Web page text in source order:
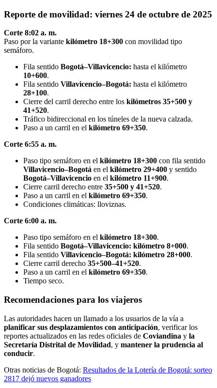
Reporte de movilidad: viernes 24 de octubre de 2025
Corte 8:02 a. m.
Paso por la variante kilómetro 18+300 con movilidad tipo
semáforo.
Fila sentido Bogotá–Villavicencio: hasta el kilómetro
10+600.
Fila sentido Villavicencio–Bogotá: hasta el kilómetro
28+100.
Cierre del carril derecho entre los kilómetros 35+500 y
41+520.
Tráfico bidireccional en los túneles de la nueva calzada.
Paso a un carril en el kilómetro 69+350.
Corte 6:55 a. m.
Paso tipo semáforo en el kilómetro 18+300 con fila sentido
Villavicencio–Bogotá en el kilómetro 29+400 y sentido
Bogotá–Villavicencio en el kilómetro 11+900.
Cierre carril derecho entre 35+500 y 41+520.
Paso a un carril en el kilómetro 69+350.
Condiciones climáticas: lloviznas.
Corte 6:00 a. m.
Paso tipo semáforo en el kilómetro 18+300.
Fila sentido Bogotá–Villavicencio: kilómetro 8+000.
Fila sentido Villavicencio–Bogotá: kilómetro 28+000.
Cierre carril derecho 35+500–41+520.
Paso a un carril en el kilómetro 69+350.
Tiempo seco.
Recomendaciones para los viajeros
Las autoridades hacen un llamado a los usuarios de la vía a
planificar sus desplazamientos con anticipación, verificar los
reportes actualizados en las redes oficiales de Coviandina y la
Secretaría Distrital de Movilidad, y mantener la prudencia al
conducir.
Otras noticias de Bogotá: Resultados de la Lotería de Bogotá: sorteo
2817 dejó nuevos ganadores